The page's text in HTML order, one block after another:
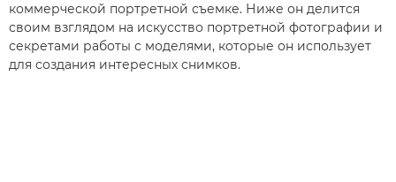
коммерческой портретной съемке. Ниже он делится
своим взглядом на искусство портретной фотографии и
секретами работы с моделями, которые он использует
для создания интересных снимков.